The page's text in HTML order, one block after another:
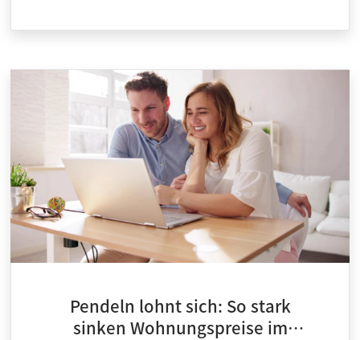
Pendeln lohnt sich: So stark
sinken Wohnungspreise im